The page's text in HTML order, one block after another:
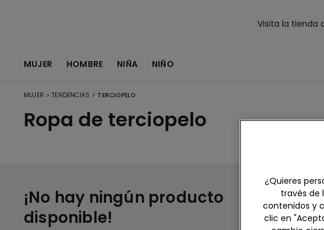
Visita la tienda
MUJER HOMBRE NIÑA NIÑO
MUJER > TENDENCIAS > TERCIOPELO
Ropa de terciopelo
¡No hay ningún producto
disponible!
¿Quieres
través de
contenidos y
clic en